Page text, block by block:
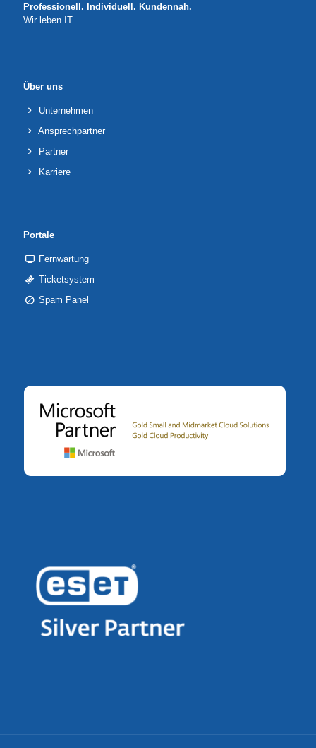
Professionell. Individuell. Kundennah.
Wir leben IT.
Über uns
Unternehmen
Ansprechpartner
Partner
Karriere
Portale
Fernwartung
Ticketsystem
Spam Panel